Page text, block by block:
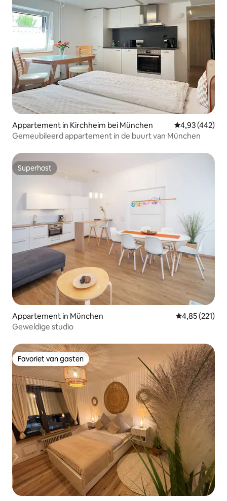
Appartement in Kirchheim bei München Gemiddelde
4,93 (442)
Gemeubileerd appartement in de buurt van München
Superhost
Superhost
Appartement in München Gemiddelde
4,85 (221)
Geweldige studio
Favoriet van gasten
Favoriet van gasten